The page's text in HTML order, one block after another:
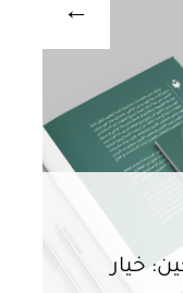
خيار